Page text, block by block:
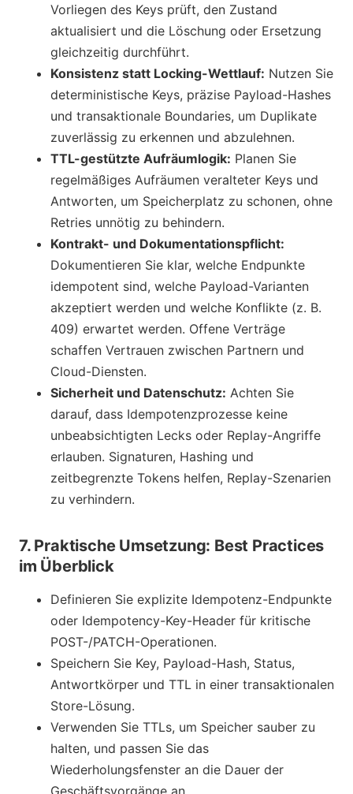
Vorliegen des Keys prüft, den Zustand
aktualisiert und die Löschung oder Ersetzung
gleichzeitig durchführt.
Konsistenz statt Locking-Wettlauf: Nutzen Sie
deterministische Keys, präzise Payload-Hashes
und transaktionale Boundaries, um Duplikate
zuverlässig zu erkennen und abzulehnen.
TTL-gestützte Aufräumlogik: Planen Sie
regelmäßiges Aufräumen veralteter Keys und
Antworten, um Speicherplatz zu schonen, ohne
Retries unnötig zu behindern.
Kontrakt- und Dokumentationspflicht:
Dokumentieren Sie klar, welche Endpunkte
idempotent sind, welche Payload-Varianten
akzeptiert werden und welche Konflikte (z. B.
409) erwartet werden. Offene Verträge
schaffen Vertrauen zwischen Partnern und
Cloud-Diensten.
Sicherheit und Datenschutz: Achten Sie
darauf, dass Idempotenzprozesse keine
unbeabsichtigten Lecks oder Replay-Angriffe
erlauben. Signaturen, Hashing und
zeitbegrenzte Tokens helfen, Replay-Szenarien
zu verhindern.
7. Praktische Umsetzung: Best Practices
im Überblick
Definieren Sie explizite Idempotenz-Endpunkte
oder Idempotency-Key-Header für kritische
POST-/PATCH-Operationen.
Speichern Sie Key, Payload-Hash, Status,
Antwortkörper und TTL in einer transaktionalen
Store-Lösung.
Verwenden Sie TTLs, um Speicher sauber zu
halten, und passen Sie das
Wiederholungsfenster an die Dauer der
Geschäftsvorgänge an.